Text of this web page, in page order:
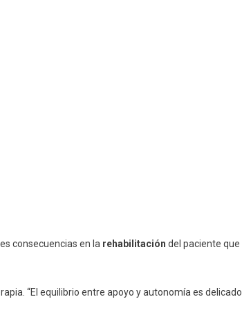
consecuencias en la rehabilitación del paciente que
“El equilibrio entre apoyo y autonomía es delicado